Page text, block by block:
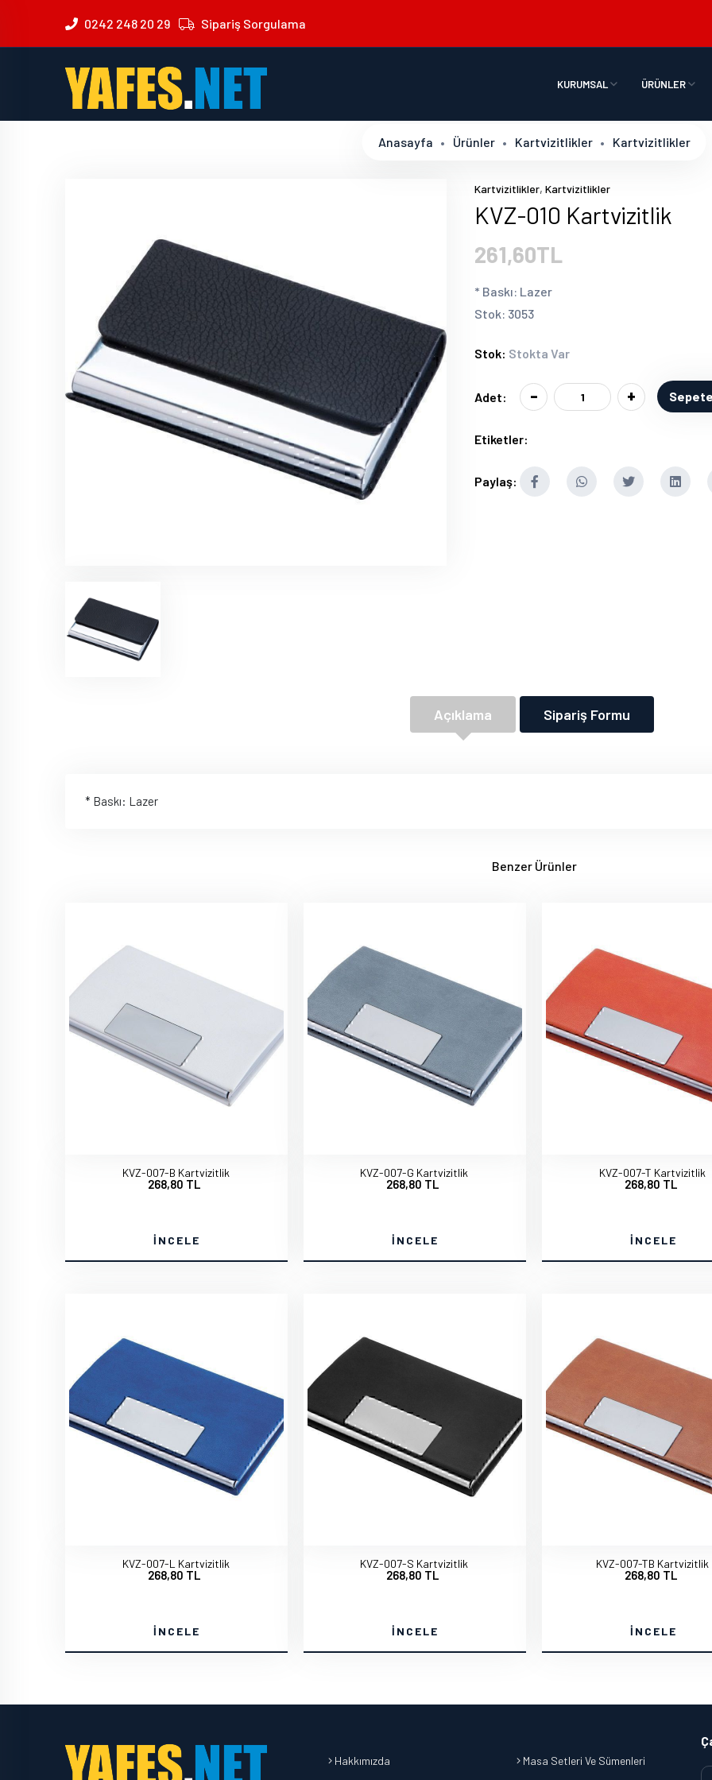
0242 248 20 29 Sipariş Sorgulama
KURUMSAL ÜRÜNLER
Anasayfa Ürünler Kartvizitlikler Kartvizitlikler
Kartvizitlikler, Kartvizitlikler
KVZ-010 Kartvizitlik
261,60TL
* Baskı: Lazer
Stok: 3053
Stok: Stokta Var
Adet: - +
Etiketler:
Paylaş:
Açıklama Sipariş Formu
* Baskı: Lazer
Benzer Ürünler
KVZ-007-B Kartvizitlik
268,80 TL
İNCELE
KVZ-007-G Kartvizitlik
268,80 TL
İNCELE
KVZ-007-T Kartvizitlik
268,80 TL
İNCELE
KVZ-007-L Kartvizitlik
268,80 TL
İNCELE
KVZ-007-S Kartvizitlik
268,80 TL
İNCELE
KVZ-007-TB Kartvizitlik
268,80 TL
İNCELE
Hakkımızda Masa Setleri Ve Sümenleri